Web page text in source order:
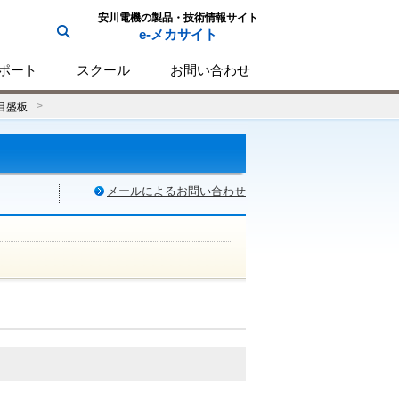
安川電機の製品・技術情報サイト
e-メカサイト
ート スクール お問い合わせ
盛板
メールによるお問い合わせ